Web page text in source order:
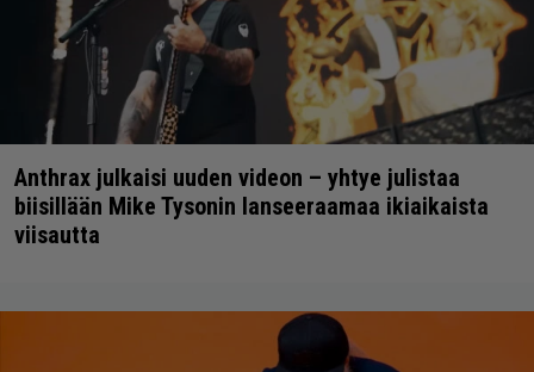
Anthrax julkaisi uuden videon – yhtye julistaa
biisillään Mike Tysonin lanseeraamaa ikiaikaista
viisautta